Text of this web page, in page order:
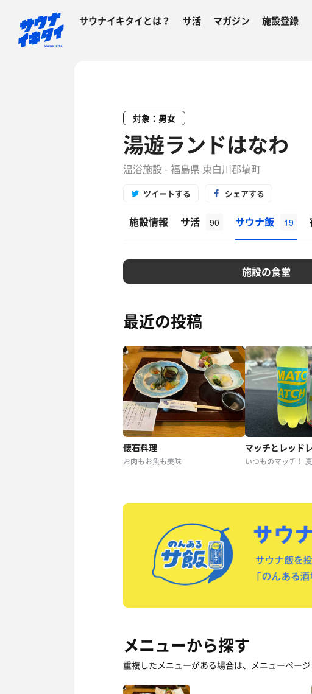
サウナイキタイとは？ サ活 マガジン 施設登録
対象：男女
湯遊ランドはなわ
温浴施設 - 福島県 東白川郡塙町
ツイートする シェアする
施設情報 サ活 90 サウナ飯 19
施設の食堂
最近の投稿
懐石料理
お肉もお魚も美味
マッチとレッド
メニューから探す
重複したメニューがある場合は、メニューページ